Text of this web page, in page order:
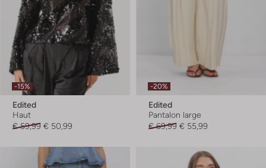
-15%
Edited
Haut
€ 59,99 € 50,99
-20%
Edited
Pantalon large
€ 69,99 € 55,99